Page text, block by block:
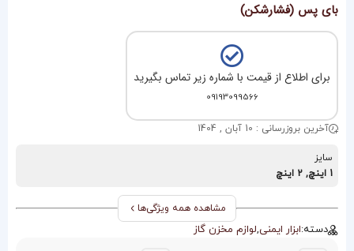
بای پس (فشارشکن)
برای اطلاع از قیمت با شماره زیر تماس بگیرید
09193099566
آخرین بروزرسانی : 10 آبان , 1404
سایز
1 اینچ, 2 اینچ
مشاهده همه ویژگی‌ها
دسته:ابزار ایمنی,لوازم مخزن گاز